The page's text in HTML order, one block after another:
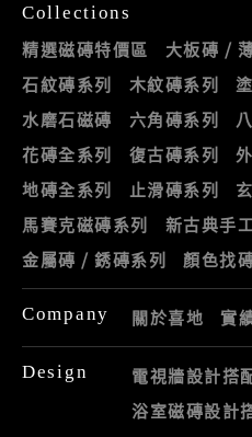
Collections
精選磁磚特價區 大板磚 /
石紋磚系列
木紋磚系列
水磨石磁磚
六角磚系列
花磚全系列
復古磚系列
地磚全系列
止滑磚系列
馬賽克磁磚系列
新古典手
金屬磚 / 銹磚系列
顏色找
Company 關於喜地 實
Design 電視牆設計搭
浴室磁磚設計